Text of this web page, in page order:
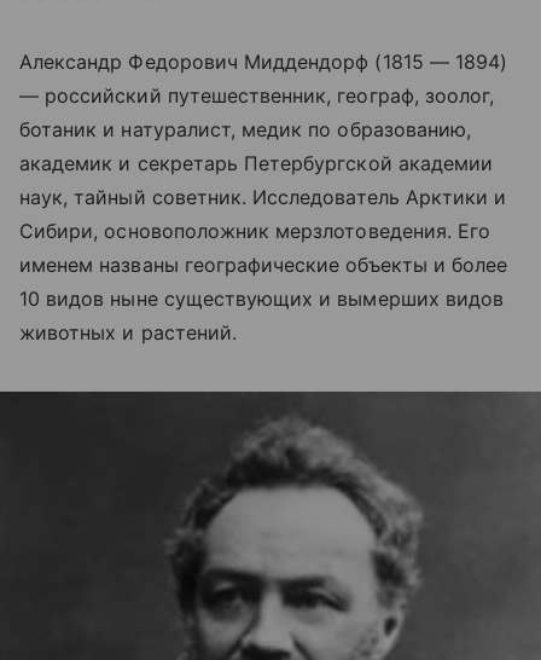
Александр Федорович Миддендорф (1815 — 1894)
— российский путешественник, географ, зоолог,
ботаник и натуралист, медик по образованию,
академик и секретарь Петербургской академии
наук, тайный советник. Исследователь Арктики и
Сибири, основоположник мерзлотоведения. Его
именем названы географические объекты и более
10 видов ныне существующих и вымерших видов
животных и растений.